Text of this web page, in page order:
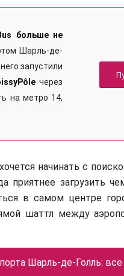
больше не
Шарль-де-
запустили
через
на метро 14,
начинать с
приятнее загрузить
в самом центре
шаттл между
Шарль-де-Голль: